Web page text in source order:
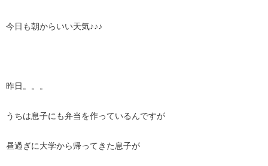
今日も朝からいい天気♪♪♪
昨日。。。
うちは息子にも弁当を作っているんですが
昼過ぎに大学から帰ってきた息子が